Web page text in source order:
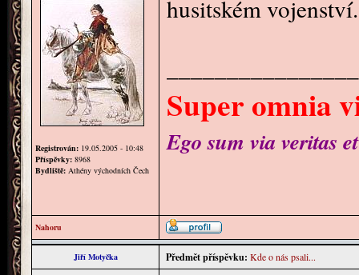
Registrován: 19.05.2005 - 10:48
Příspěvky: 8968
Bydliště: Athény východních Čech
husitském
Super omnia
Ego sum via veritas
Nahoru
Jiří Motyčka Předmět příspěvku: Kde o nás psali...